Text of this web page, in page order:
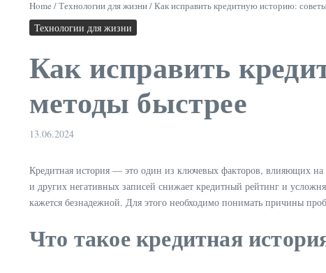
Home /Технологии для жизни/Как исправить кредитную историю:
Технологии для жизни
Как исправить
методы быстрее
13.06.2024
Кредитная история — это один из ключевых факторов, влияющих на
и других негативных записей снижает кредитный рейтинг и
кажется безнадежной. Для этого необходимо понимать причины
Что такое кредитная